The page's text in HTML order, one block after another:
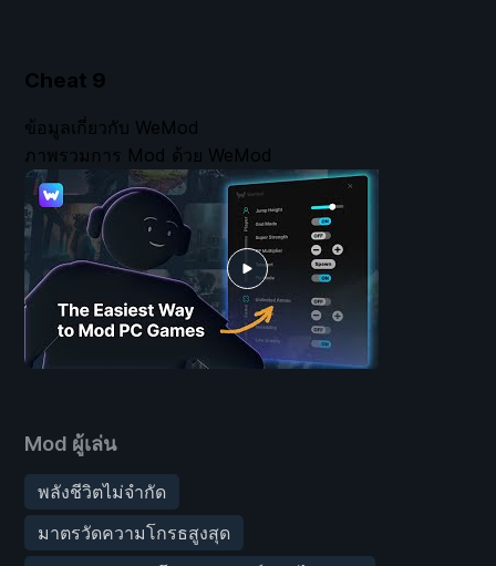
Cheat 9
Mod ผู้เล่น
พลังชีวิตไม่จำกัด
มาตรวัดความโกรธสูงสุด
ข้อมูลเกี่ยวกับ WeMod
ภาพรวมการ Mod ด้วย WeMod